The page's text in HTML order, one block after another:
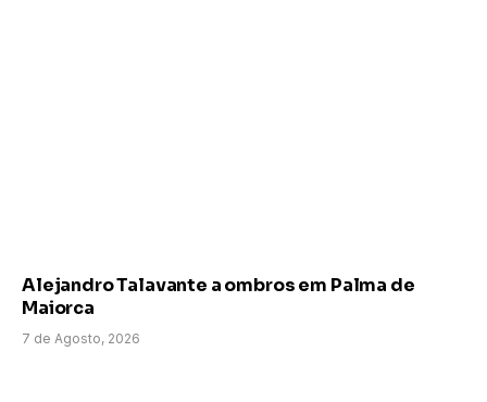
Alejandro Talavante a ombros em Palma de
Maiorca
7 de Agosto, 2026